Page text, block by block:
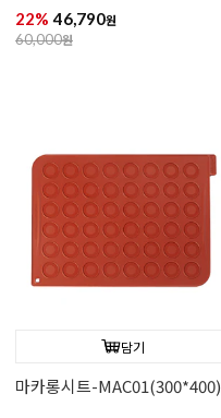
22% 46,790원
60,000원
담기
마카롱시트-MAC01(300*400)